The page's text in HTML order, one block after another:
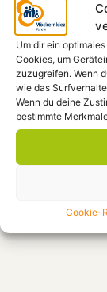
Um dir ein
Cookies, um
zuzugreifen. Wenn
wie das
Wenn du deine
bestimmte
Cookie-
Möckernkiez
IBAN: DE41
GLS-Bank, BIC: